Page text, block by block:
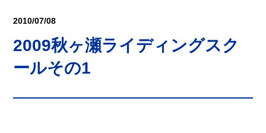
2010/07/08
2009秋ヶ瀬ライディングスク
ールその1